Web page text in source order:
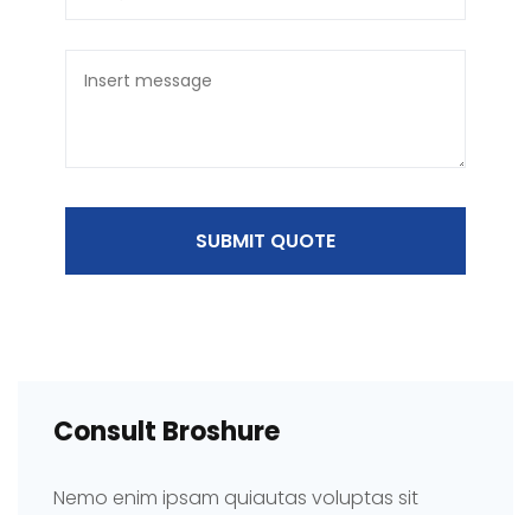
SUBMIT QUOTE
Consult Broshure
Nemo enim ipsam quiautas voluptas sit